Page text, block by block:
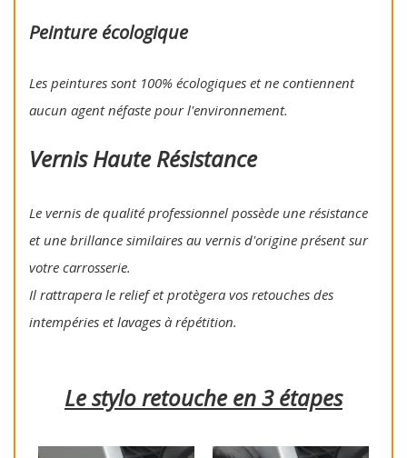
Peinture écologique
Les peintures sont 100% écologiques et ne contiennent
aucun agent néfaste pour l'environnement.
Vernis Haute Résistance
Le vernis de qualité professionnel possède une résistance
et une brillance similaires au vernis d'origine présent sur
votre carrosserie.
Il rattrapera le relief et protègera vos retouches des
intempéries et lavages à répétition.
Le stylo retouche en 3 étapes